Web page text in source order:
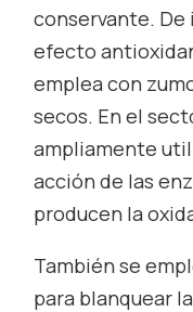
conservante. De
efecto
emplea con
secos. En el
ampliamente
acción de las
producen la
También se
para blanquear